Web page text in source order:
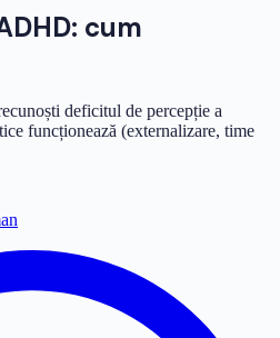
cum
deficitul de percepție a
funcționează (externalizare, time